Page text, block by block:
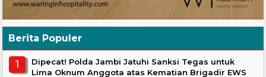
Berita Populer
Dipecat! Polda Jambi Jatuhi Sanksi Tegas untuk
Lima Oknum Anggota atas Kematian Brigadir EWS